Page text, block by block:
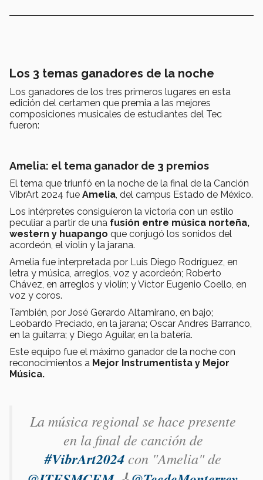
Los 3 temas ganadores de la noche
Los ganadores de los tres primeros lugares en esta
edición del certamen que premia a las mejores
composiciones musicales de estudiantes del Tec
fueron:
Amelia: el tema ganador de 3 premios
El tema que triunfó en la noche de la final de la Canción
VibrArt 2024 fue Amelia, del campus Estado de México.
Los intérpretes consiguieron la victoria con un estilo
peculiar a partir de una fusión entre música norteña,
western y huapango que conjugó los sonidos del
acordeón, el violín y la jarana.
Amelia fue interpretada por Luis Diego Rodríguez, en
letra y música, arreglos, voz y acordeón; Roberto
Chávez, en arreglos y violín; y Víctor Eugenio Coello, en
voz y coros.
También, por José Gerardo Altamirano, en bajo;
Leobardo Preciado, en la jarana; Oscar Andres Barranco,
en la guitarra; y Diego Aguilar, en la batería.
Este equipo fue el máximo ganador de la noche con
reconocimientos a Mejor Instrumentista y Mejor
Música.
La música regional se hace presente
en la final de canción de
#VibrArt2024con "Amelia" de